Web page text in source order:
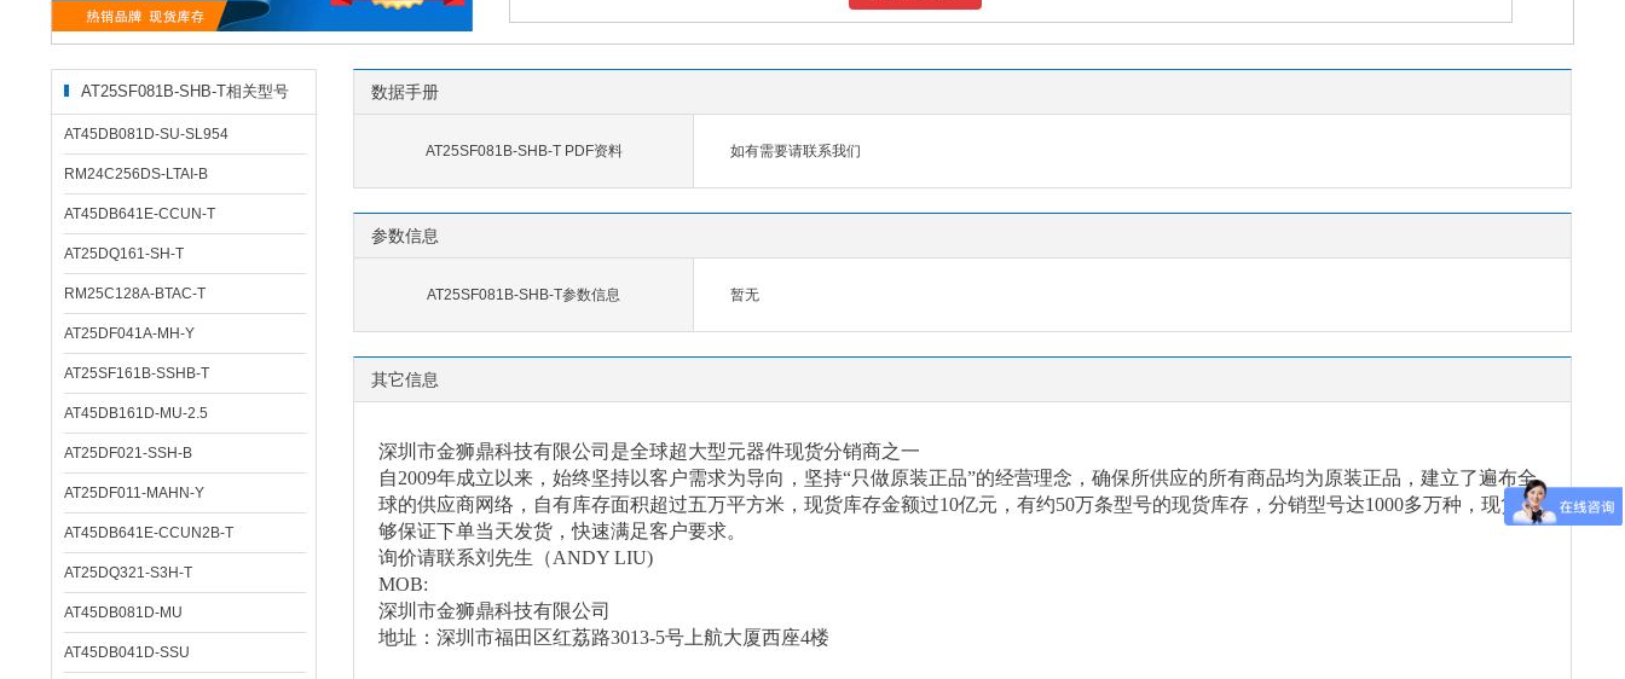
AT25SF081B-SHB-T相关型号
AT45DB081D-SU-SL954
RM24C256DS-LTAI-B
AT45DB641E-CCUN-T
AT25DQ161-SH-T
RM25C128A-BTAC-T
AT25DF041A-MH-Y
AT25SF161B-SSHB-T
AT45DB161D-MU-2.5
AT25DF021-SSH-B
AT25DF011-MAHN-Y
AT45DB641E-CCUN2B-T
AT25DQ321-S3H-T
AT45DB081D-MU
AT45DB041D-SSU
数据手册
AT25SF081B-SHB-T PDF资料 如有需要请联系我们
参数信息
AT25SF081B-SHB-T参数信息 暂无
其它信息
深圳市金狮鼎科技有限公司是全球超大型元器件现货分销商之一
自2009年成立以来，始终坚持以客户需求为导向，坚持“只做原装正品”的经营理念，确保所供应的所有商品均为原装正品，建立了遍布全
球的供应商网络，自有库存面积超过五万平方米，现货库存金额过10亿元，有约50万条型号的现货库存，分销型号达1000多万种，现货能
够保证下单当天发货，快速满足客户要求。
询价请联系刘先生（ANDY LIU)
MOB:
深圳市金狮鼎科技有限公司
地址：深圳市福田区红荔路3013-5号上航大厦西座4楼